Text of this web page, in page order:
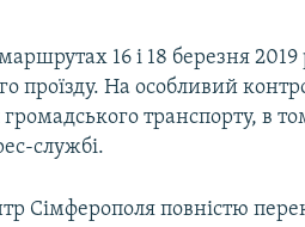
16 і 18 березня 2019
На особливий
транспорту, в
службі.
Сімферополя повністю